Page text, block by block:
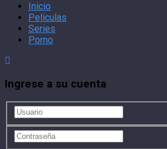
Inicio
Películas
Series
Porno
Ingrese a su cuenta